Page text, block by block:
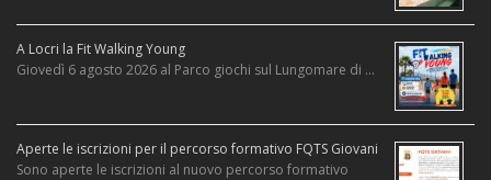
A Locri la Fit Walking Young
Giovedì 6 agosto 2026 al Parco giochi sul Lungomare di …
Aperte le iscrizioni per il percorso formativo FQTS Giovani
Sono aperte le iscrizioni al nuovo percorso formativo